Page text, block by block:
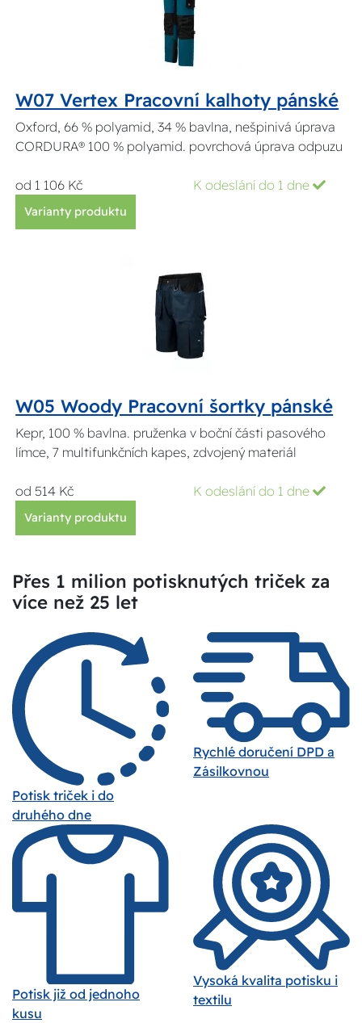
W07 Vertex Pracovní kalhoty pánské
Oxford, 66 % polyamid, 34 % bavlna, nešpinivá úprava
CORDURA® 100 % polyamid. povrchová úprava odpuzu
od 1 106 Kč K odeslání do 1 dne
Varianty produktu
W05 Woody Pracovní šortky pánské
Kepr, 100 % bavlna. pruženka v boční části pasového
límce, 7 multifunkčních kapes, zdvojený materiál
od 514 Kč K odeslání do 1 dne
Varianty produktu
Přes 1 milion potisknutých triček za
více než 25 let
Potisk triček i do
druhého dne
Rychlé doručení DPD a
Zásilkovnou
Potisk již od jednoho
kusu
Vysoká kvalita potisku i
textilu